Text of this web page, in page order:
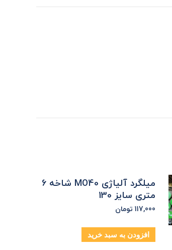
میلگرد آلیاژی MO40 شاخه 6
متری سایز 130
117,000 تومان
افزودن به سبد خرید